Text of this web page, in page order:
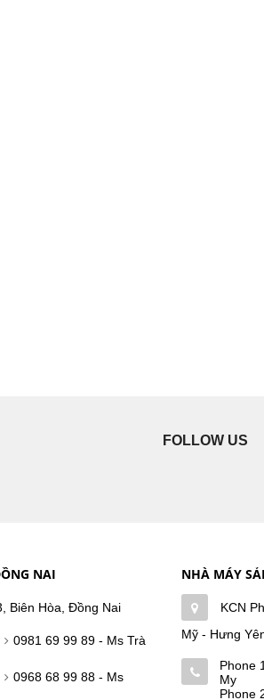
FOLLOW US
NAI
Biên Hòa, Đồng Nai
0981 69 99 89 - Ms Trà
0968 68 99 88 - Ms
NHÀ MÁY
KCN
Mỹ - Hưng
Phone
My
Phone